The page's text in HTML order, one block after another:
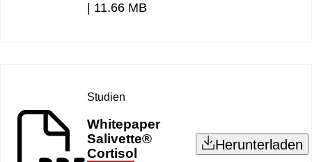
11.66 MB
Studien
Whitepaper
Salivette®
Cortisol
Herunterladen